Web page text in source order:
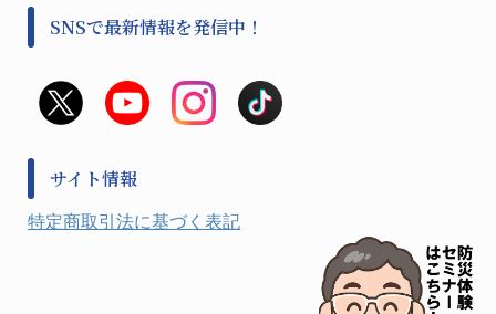
撹拌機 ２
救急
金属、ホーロー容器・バット類
金属・樹脂実験必需１
健康機器・用品
検査・計測
分離・分析ロシ
初期活動・対策本部
非常用食料品
風水害対策用品
防犯用品・その他
SNSで最新情報を発信中！
サイト情報
特定商取引法に基づく表記